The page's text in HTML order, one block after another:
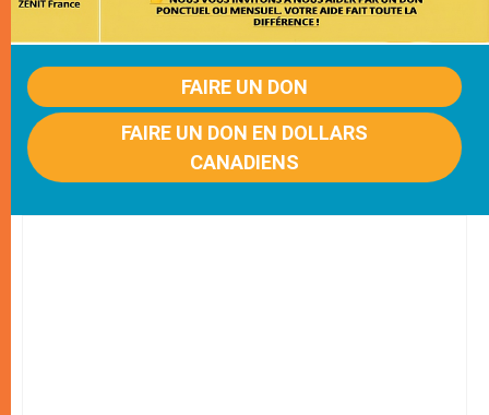
FAIRE UN DON
FAIRE UN DON EN DOLLARS
CANADIENS